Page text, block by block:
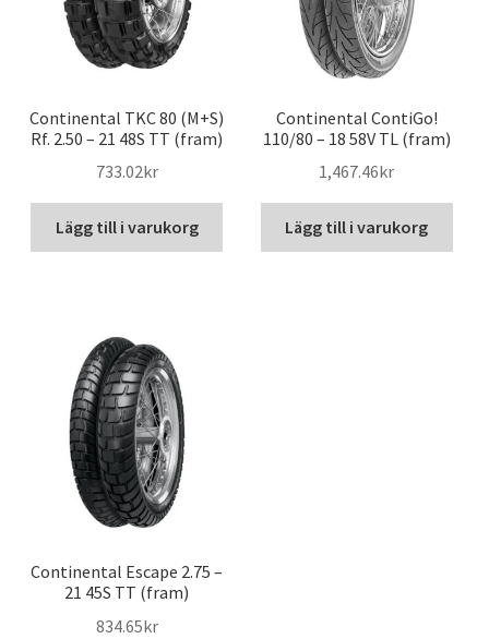
Continental TKC 80 (M+S)
Rf. 2.50 – 21 48S TT (fram)
733.02kr
Lägg till i varukorg
Continental ContiGo!
110/80 – 18 58V TL (fram)
1,467.46kr
Lägg till i varukorg
Continental Escape 2.75 –
21 45S TT (fram)
834.65kr